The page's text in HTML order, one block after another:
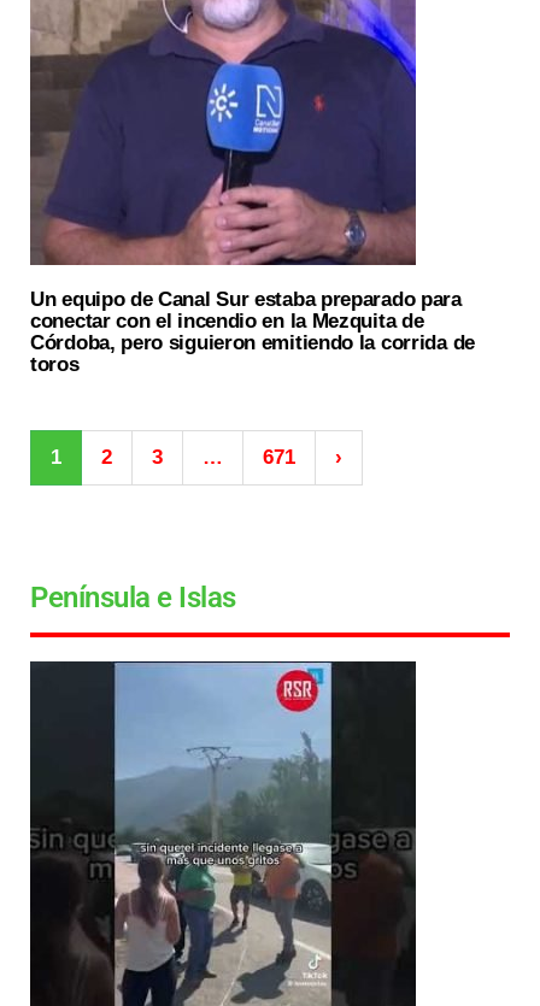
Un equipo de Canal Sur estaba preparado para
conectar con el incendio en la Mezquita de
Córdoba, pero siguieron emitiendo la corrida de
toros
1 2 3 … 671 ›
Península e Islas